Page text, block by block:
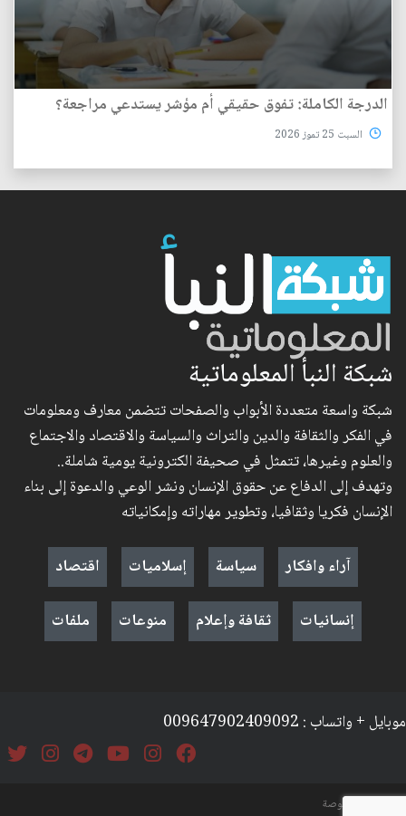
الدرجة الكاملة: تفوق حقيقي أم مؤشر يستدعي مراجعة؟
السبت 25 تموز 2026
شبكة النبأ المعلوماتية
شبكة واسعة متعددة الأبواب والصفحات تتضمن معارف ومعلومات
في الفكر والثقافة والدين والتراث والسياسة والاقتصاد والاجتماع
والعلوم وغيرها، تتمثل في صحيفة الكترونية يومية شاملة..
وتهدف إلى الدفاع عن حقوق الإنسان ونشر الوعي والدعوة إلى بناء
الإنسان فكريا وثقافيا، وتطوير مهاراته وإمكانياته
آراء وافكار
سياسة إسلاميات
اقتصاد
إنسانيات
ثقافة وإعلام منوعات ملفات
موبايل + واتساب : 009647902409092
السياسة والخصوصة